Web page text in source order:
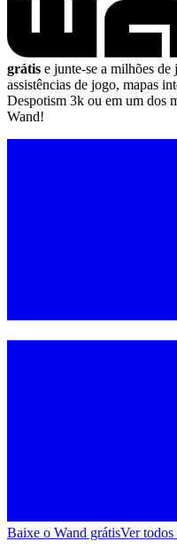
grátis e junte-se a milhões
assistências de jogo, mapas
Despotism 3k ou em um dos
Wand!
Baixe o Wand grátisVer todos